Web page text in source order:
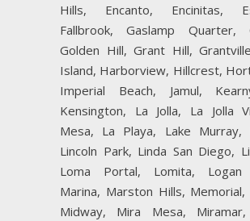
Hills, Encanto, Encinitas,
Fallbrook, Gaslamp Quarter,
Golden Hill, Grant Hill,
Island, Harborview, Hillcrest,
Imperial Beach, Jamul,
Kensington, La Jolla, La Jolla
Mesa, La Playa, Lake Murray,
Lincoln Park, Linda San Diego,
Loma Portal, Lomita, Logan
Marina, Marston Hills,
Midway, Mira Mesa,